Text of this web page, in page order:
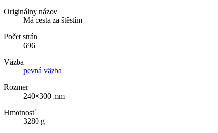
Originálny názov
Má cesta za štěstím
Počet strán
696
Väzba
pevná väzba
Rozmer
240×300 mm
Hmotnosť
3280 g